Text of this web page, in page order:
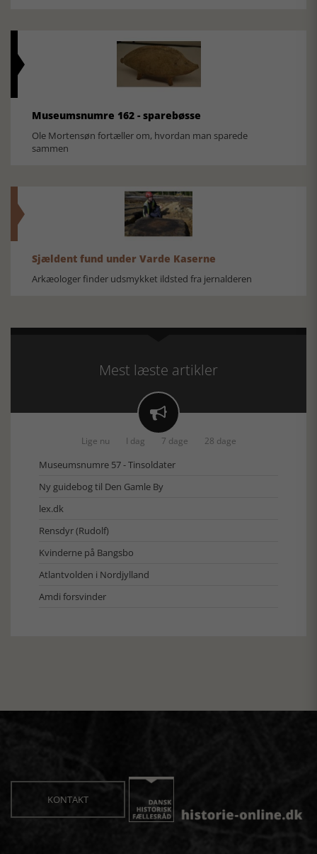
Museumsnumre 162 - sparebøsse
Ole Mortensøn fortæller om, hvordan man sparede
sammen
Sjældent fund under Varde Kaserne
Arkæologer finder udsmykket ildsted fra jernalderen
Mest læste artikler

Lige nu I dag 7 dage 28 dage
Museumsnumre 57 - Tinsoldater
Ny guidebog til Den Gamle By
lex.dk
Rensdyr (Rudolf)
Kvinderne på Bangsbo
Atlantvolden i Nordjylland
Amdi forsvinder
KONTAKT